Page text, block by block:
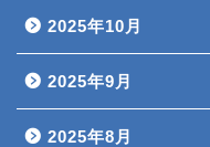
2025年10月
2025年9月
2025年8月